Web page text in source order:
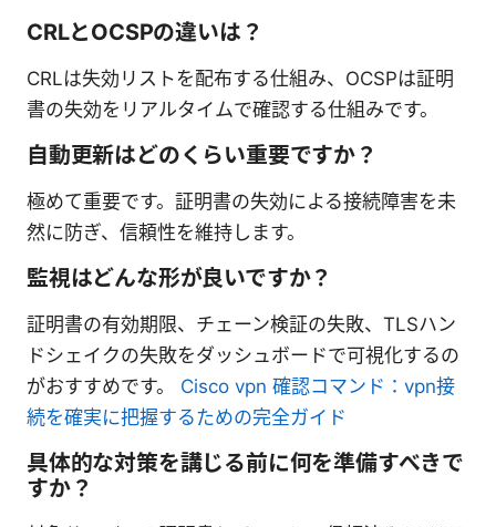
CRLとOCSPの違いは？
CRLは失効リストを配布する仕組み、OCSPは証明
書の失効をリアルタイムで確認する仕組みです。
自動更新はどのくらい重要ですか？
極めて重要です。証明書の失効による接続障害を未
然に防ぎ、信頼性を維持します。
監視はどんな形が良いですか？
証明書の有効期限、チェーン検証の失敗、TLSハン
ドシェイクの失敗をダッシュボードで可視化するの
がおすすめです。 Cisco vpn 確認コマンド：vpn接
続を確実に把握するための完全ガイド
具体的な対策を講じる前に何を準備すべきで
すか？